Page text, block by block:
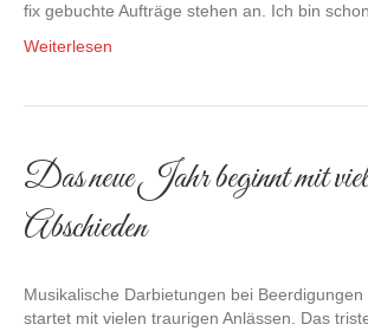
fix gebuchte Aufträge stehen an. Ich bin
Weiterlesen
Das neue Jahr beginnt mit
Abschieden
Musikalische Darbietungen bei
startet mit vielen traurigen Anlässen. Das